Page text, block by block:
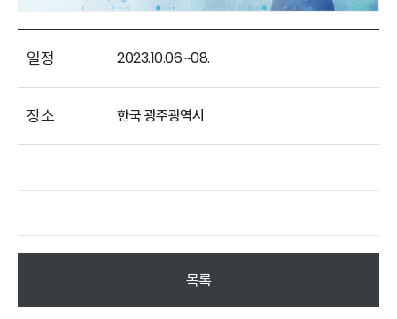
일정 2023.10.06.~08.
장소 한국 광주광역시
목록